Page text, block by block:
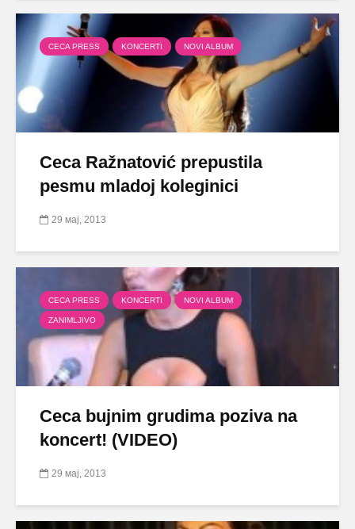
CECA PRESS KONCERTI NOVI ALBUM
Ceca Ražnatović prepustila
pesmu mladoj koleginici
29 мај, 2013
CECA PRESS KONCERTI NOVI ALBUM
ZANIMLJIVO
Ceca bujnim grudima poziva na
koncert! (VIDEO)
29 мај, 2013